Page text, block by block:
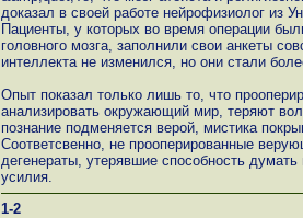
доказал в своей работе нейрофизиолог из
Пациенты, у которых во время операции
головного мозга, заполнили свои анкеты
интеллекта не изменился, но они стали
Опыт показал только лишь то, что
анализировать окружающий мир, теряют
познание подменяется верой, мистика
Соответсвенно, не прооперированные
дегенераты, утерявшие способность
усилия.
1-2